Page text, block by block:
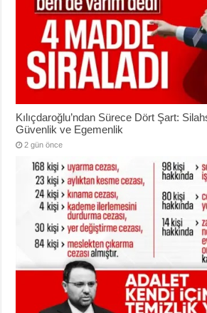
Kılıçdaroğlu’ndan Sürece Dört Şart:
Güvenlik ve Egemenlik
2 gün önce